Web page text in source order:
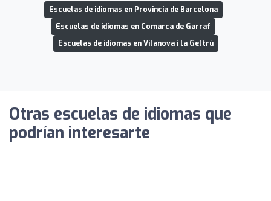
Escuelas de idiomas en Provincia de Barcelona
Escuelas de idiomas en Comarca de Garraf
Escuelas de idiomas en Vilanova i la Geltrú
Otras escuelas de idiomas que
podrían interesarte